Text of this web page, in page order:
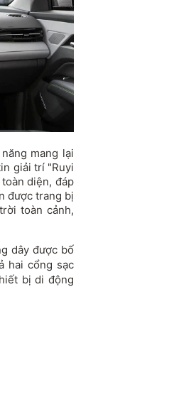
mang lại
giải trí "Ruyi
diện, đáp
được trang bị
toàn cảnh,
dây được bố
hai cổng sạc
bị di động